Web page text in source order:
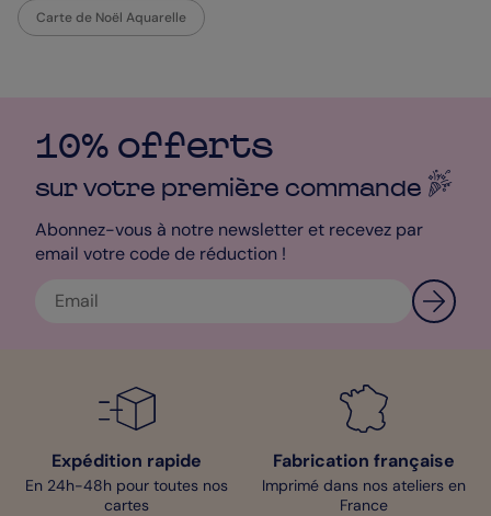
Carte de Noël Aquarelle
10% offerts
sur votre première commande
Abonnez-vous à notre newsletter et recevez par
email votre code de réduction !
Expédition rapide
En 24h-48h pour toutes nos
cartes
Fabrication française
Imprimé dans nos ateliers en
France